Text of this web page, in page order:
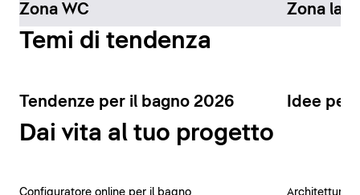
Zona WC Zona
Temi di tendenza
Tendenze per il bagno 2026 Idee per
Dai vita al tuo progetto
Configuratore online per il bagno Architettura